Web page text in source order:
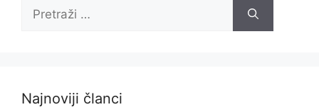
Pretraži:
Najnoviji članci